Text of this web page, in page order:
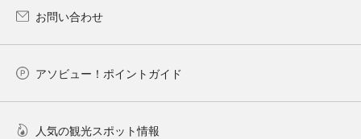
お問い合わせ
アソビュー！ポイントガイド
人気の観光スポット情報